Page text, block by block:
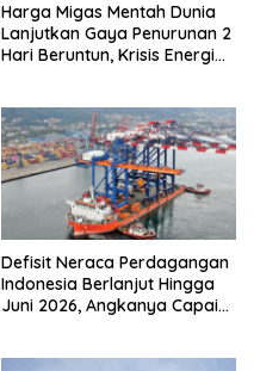
Harga Migas Mentah Dunia
Lanjutkan Gaya Penurunan 2
Hari Beruntun, Krisis Energi
Defisit Neraca Perdagangan
Indonesia Berlanjut Hingga
Juni 2026, Angkanya Capai